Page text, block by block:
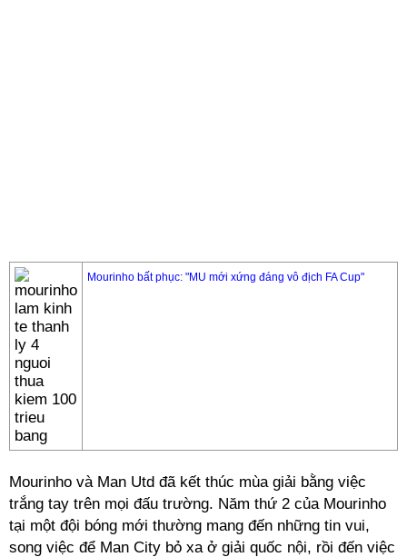
Mourinho bất phục: "MU mới xứng đáng vô địch FA Cup"
Mourinho và Man Utd đã kết thúc mùa giải bằng việc
trắng tay trên mọi đấu trường. Năm thứ 2 của Mourinho
tại một đội bóng mới thường mang đến những tin vui,
song việc để Man City bỏ xa ở giải quốc nội, rồi đến việc